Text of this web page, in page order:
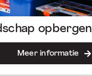
opbergen
Meer informatie